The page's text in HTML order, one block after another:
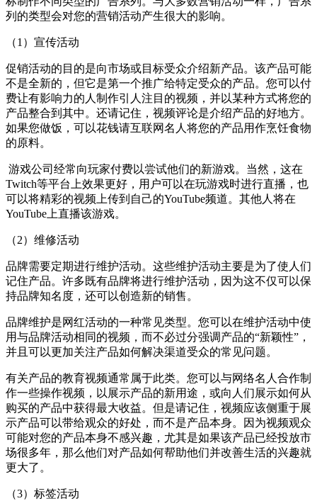
列的类型会对您的营销活动产生很大的影响。
（1）宣传活动
促销活动的目的是向市场或目标受众介绍新产品。该产品可能
不是全新的，但它是第一个推广给特定受众的产品。 您可以付
费让有影响力的人制作引人注目的视频，并以某种方式将您的
产品整合到其中。还请记住，视频评论是介绍产品的好地方。
如果您做饭，可以花钱请互联网名人将您的产品用作烹饪食物
的原料。
游戏公司经常向玩家付费以尝试他们的新游戏。当然，这在
Twitch等平台上效果更好，用户可以在玩游戏时进行直播，也
可以将精彩的视频上传到自己的YouTube频道。其他人将在
YouTube上直播该游戏。
（2）维修活动
品牌需要定期进行维护活动。这些维护活动主要是为了使人们
记住产品。许多既有品牌将进行维护活动，因为这不仅可以保
持品牌知名度，还可以创造新的销售。
品牌维护是网红活动的一种常见类型。您可以在维护活动中使
用与品牌活动相同的视频，而不必过分强调产品的“新颖性”，
并且可以更加关注产品如何解决渠道受众的常见问题。
有关产品的教育视频通常属于此类。您可以与网络名人合作制
作一些操作视频，以展示产品的新用途，或向人们展示如何从
购买的产品中获得最大收益。但是请记住，视频应该侧重于展
示产品可以带给观众的好处，而不是产品本身。因为视频观众
可能对您的产品本身不感兴趣，尤其是如果该产品已经投放市
场很多年，那么他们对产品如何帮助他们并改善生活的兴趣就
更大了。
（3）标签活动